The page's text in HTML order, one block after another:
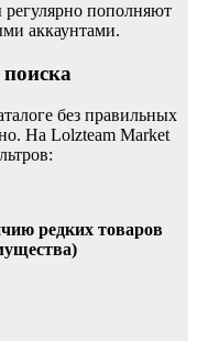
пополняют
аккаунтами.
без правильных
На Lolzteam Market
редких товаров